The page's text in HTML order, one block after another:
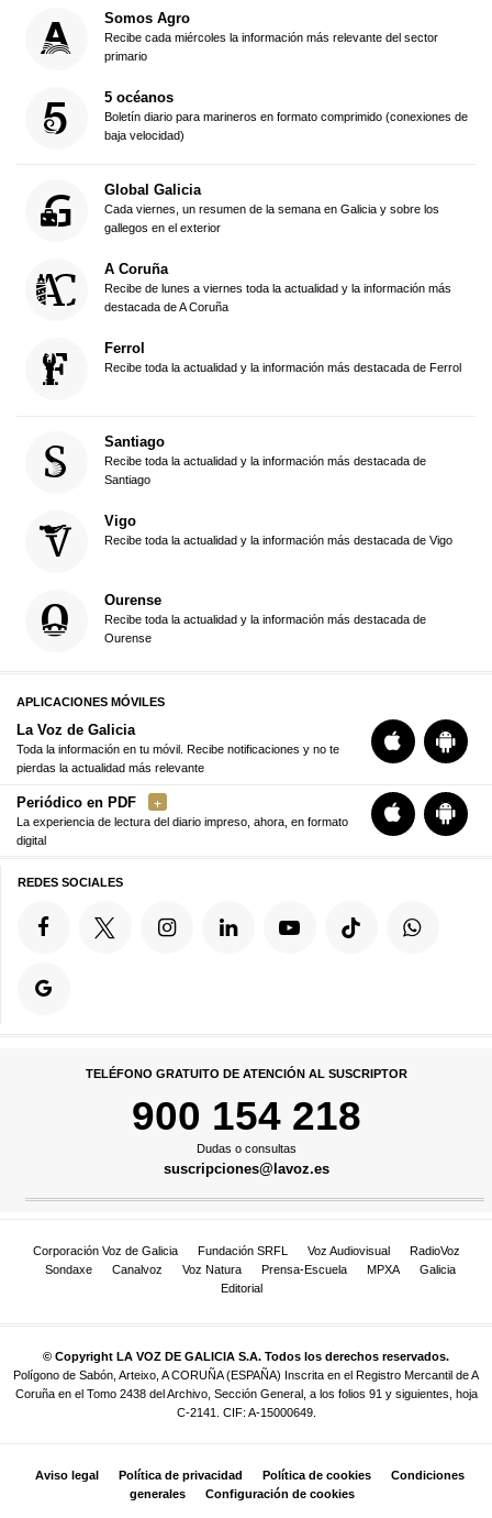
Somos Agro
Recibe cada miércoles la información más relevante del sector
primario
5 océanos
Boletín diario para marineros en formato comprimido (conexiones de
baja velocidad)
Global Galicia
Cada viernes, un resumen de la semana en Galicia y sobre los
gallegos en el exterior
A Coruña
Recibe de lunes a viernes toda la actualidad y la información más
destacada de A Coruña
Ferrol
Recibe toda la actualidad y la información más destacada de Ferrol
Santiago
Recibe toda la actualidad y la información más destacada de
Santiago
Vigo
Recibe toda la actualidad y la información más destacada de Vigo
Ourense
Recibe toda la actualidad y la información más destacada de
Ourense
APLICACIONES MÓVILES
La Voz de Galicia
Toda la información en tu móvil. Recibe notificaciones y no te
pierdas la actualidad más relevante
Periódico en PDF
La experiencia de lectura del diario impreso, ahora, en formato
digital
REDES SOCIALES
TELÉFONO GRATUITO DE ATENCIÓN AL SUSCRIPTOR
900 154 218
Dudas o consultas
suscripciones@lavoz.es
Corporación Voz de Galicia Fundación SRFL Voz Audiovisual
RadioVoz
Sondaxe
Canalvoz Voz Natura Prensa-Escuela MPXA
Galicia
Editorial
© Copyright LA VOZ DE GALICIA S.A. Todos los derechos reservados.
Polígono de Sabón, Arteixo, A CORUÑA (ESPAÑA) Inscrita en el Registro Mercantil de A
Coruña en el Tomo 2438 del Archivo, Sección General, a los folios 91 y siguientes, hoja
C-2141. CIF: A-15000649.
Aviso legal Política de privacidad Política de cookies
Condiciones
generales
Configuración de cookies